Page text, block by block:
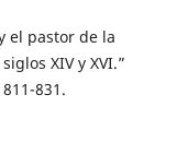
el pastor de la
XIV y XVI.”
831.